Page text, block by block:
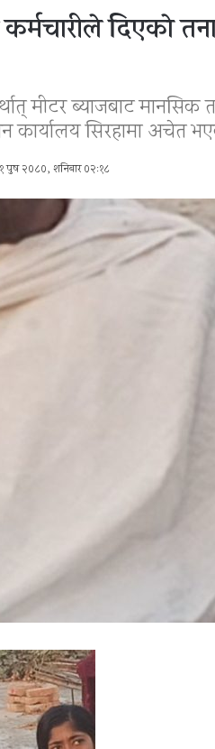
कर्मचारीले दिएकाे
मीटर ब्याजबाट मानसिक
कार्यालय सिरहामा अचेत
पुष २०८०, शनिबार ०२:१८